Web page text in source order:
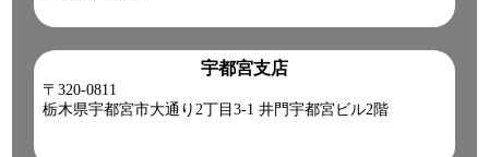
宇都宮支店
〒320-0811
栃木県宇都宮市大通り2丁目3-1 井門宇都宮ビル2階